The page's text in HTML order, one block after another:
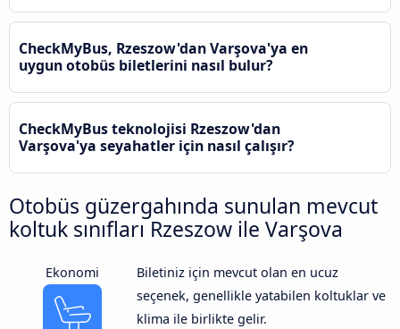
CheckMyBus, Rzeszow'dan Varşova'ya en
uygun otobüs biletlerini nasıl bulur?
CheckMyBus teknolojisi Rzeszow'dan
Varşova'ya seyahatler için nasıl çalışır?
Otobüs güzergahında sunulan mevcut
koltuk sınıfları Rzeszow ile Varşova
Ekonomi
Biletiniz için mevcut olan en ucuz
seçenek, genellikle yatabilen koltuklar ve
klima ile birlikte gelir.